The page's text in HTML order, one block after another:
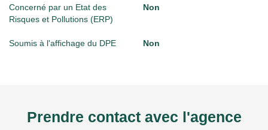
Concerné par un Etat des
Risques et Pollutions (ERP)
Non
Soumis à l'affichage du DPE Non
Prendre contact avec l'agence